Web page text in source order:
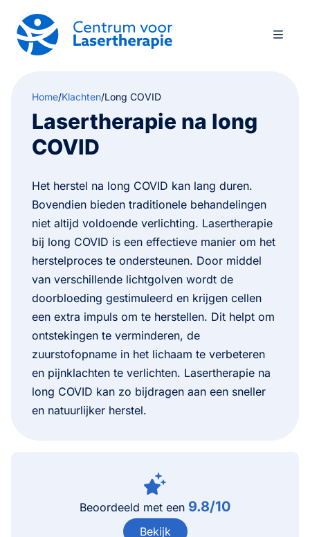
Home/Klachten/Long COVID
Lasertherapie na long
COVID
Het herstel na long COVID kan lang duren.
Bovendien bieden traditionele behandelingen
niet altijd voldoende verlichting. Lasertherapie
bij long COVID is een effectieve manier om het
herstelproces te ondersteunen. Door middel
van verschillende lichtgolven wordt de
doorbloeding gestimuleerd en krijgen cellen
een extra impuls om te herstellen. Dit helpt om
ontstekingen te verminderen, de
zuurstofopname in het lichaam te verbeteren
en pijnklachten te verlichten. Lasertherapie na
long COVID kan zo bijdragen aan een sneller
en natuurlijker herstel.
Beoordeeld met een 9.8/10
Bekijk